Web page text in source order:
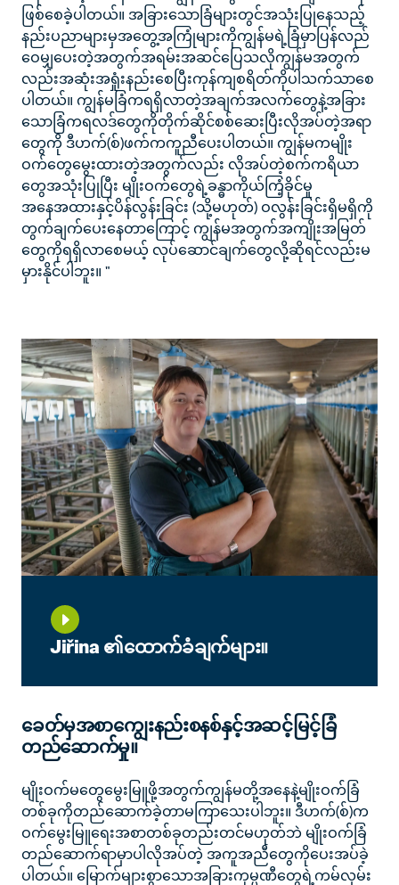
ဖြစ်စေခဲ့ပါတယ်။ အခြားသောခြံများတွင်အသုံးပြုနေသည့်
နည်းပညာများမှအတွေ့အကြုံများကိုကျွန်မရဲ့ခြံမှာပြန်လည်
ဝေမျှပေးတဲ့အတွက်အရမ်းအဆင်ပြေသလိုကျွန်မအတွက်
လည်းအဆုံးအရှုံးနည်းစေပြီးကုန်ကျစရိတ်ကိုပါသက်သာစေ
ပါတယ်။ ကျွန်မခြံကရရှိလာတဲ့အချက်အလက်တွေနဲ့အခြား
သောခြံကရလဒ်တွေကိုတိုက်ဆိုင်စစ်ဆေးပြီးလိုအပ်တဲ့အရာ
တွေကို ဒီဟက်(စ်)ဖက်ကကူညီပေးပါတယ်။ ကျွန်မကမျိုး
ဝက်တွေမွေးထားတဲ့အတွက်လည်း လိုအပ်တဲ့စက်ကရိယာ
တွေအသုံးပြုပြီး မျိုးဝက်တွေရဲ့ခန္ဓာကိုယ်ကြံ့ခိုင်မှု
အနေအထားနှင့်ပိန်လွန်းခြင်း (သို့မဟုတ်) ဝလွန်းခြင်းရှိမရှိကို
တွက်ချက်ပေးနေတာကြောင့် ကျွန်မအတွက်အကျိုးအမြတ်
တွေကိုရရှိလာစေမယ့် လုပ်ဆောင်ချက်တွေလို့ဆိုရင်လည်းမ
မှားနိုင်ပါဘူး။ "
Jiřina ၏ထောက်ခံချက်များ။
ခေတ်မှအစာကျွေးနည်းစနစ်နှင့်အဆင့်မြင့်ခြံ
တည်ဆောက်မှု။
မျိုးဝက်မတွေမွေးမြူဖို့အတွက်ကျွန်မတို့အနေနဲ့မျိုးဝက်ခြံ
တစ်ခုကိုတည်ဆောက်ခဲ့တာမကြာသေးပါဘူး။ ဒီဟက်(စ်)က
ဝက်မွေးမြူရေးအစာတစ်ခုတည်းတင်မဟုတ်ဘဲ မျိုးဝက်ခြံ
တည်ဆောက်ရာမှာပါလိုအပ်တဲ့ အကူအညီတွေကိုပေးအပ်ခဲ့
ပါတယ်။ မြောက်များစွာသောအခြားကုမ္ပဏီတွေရဲ့ကမ်လှမ်း